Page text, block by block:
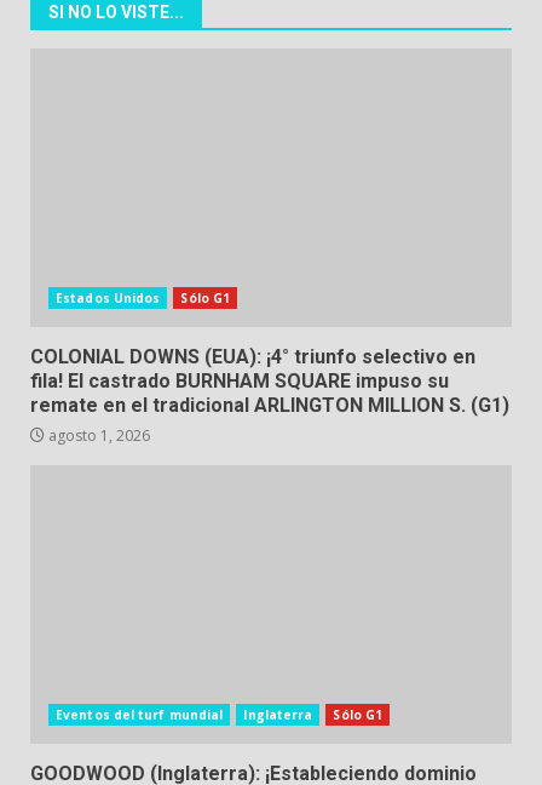
SI NO LO VISTE...
Estados Unidos Sólo G1
COLONIAL DOWNS (EUA): ¡4° triunfo selectivo en
fila! El castrado BURNHAM SQUARE impuso su
remate en el tradicional ARLINGTON MILLION S. (G1)
agosto 1, 2026
Eventos del turf mundial Inglaterra Sólo G1
GOODWOOD (Inglaterra): ¡Estableciendo dominio